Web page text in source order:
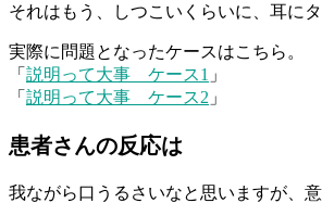
それはもう、しつこいくらいに、耳に
実際に問題となったケースはこちら。
「 説明って大事 ケース1 」
「 説明って大事 ケース2 」
患者さんの反応は
我ながら口うるさいなと思いますが、